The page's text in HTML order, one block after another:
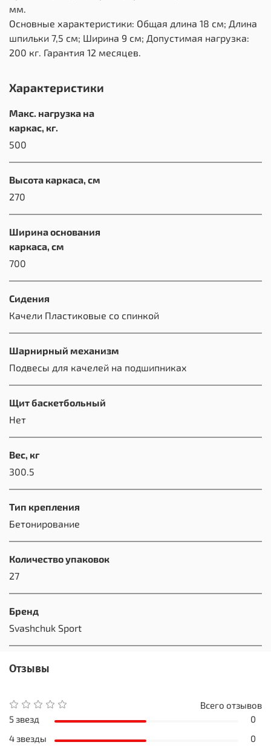
мм.
Основные характеристики: Общая длина 18 см; Длина
шпильки 7,5 см; Ширина 9 см; Допустимая нагрузка:
200 кг. Гарантия 12 месяцев.
Характеристики
Макс. нагрузка на
каркас, кг.
500
Высота каркаса, см
270
Ширина основания
каркаса, см
700
Сидения
Качели Пластиковые со спинкой
Шарнирный механизм
Подвесы для качелей на подшипниках
Щит баскетбольный
Нет
Вес, кг
300.5
Тип крепления
Бетонирование
Количество упаковок
27
Бренд
Svashchuk Sport
Отзывы
Всего отзывов
5 звезд
0
4 звезды
0